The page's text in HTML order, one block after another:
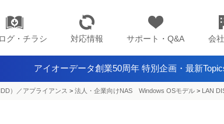
グ・チラシ 対応情報 サポート・Q&A 会
アイオーデータ創業50周年 特別企画・最新
）／アプライアンス​ > 法人・企業向けNAS Windows OSモデル > LAN